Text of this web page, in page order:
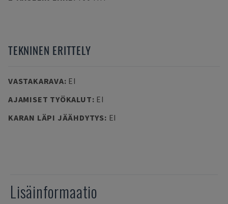
TEKNINEN ERITTELY
VASTAKARAVA: EI
AJAMISET TYÖKALUT: EI
KARAN LÄPI JÄÄHDYTYS: EI
Lisäinformaatio